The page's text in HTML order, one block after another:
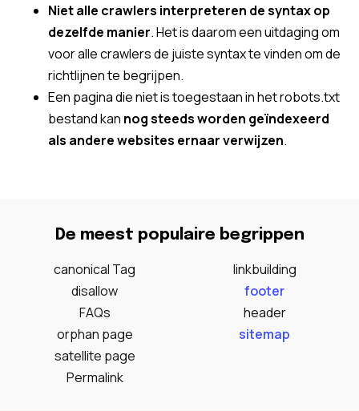
Niet alle crawlers interpreteren de syntax op
dezelfde manier. Het is daarom een uitdaging om
voor alle crawlers de juiste syntax te vinden om de
richtlijnen te begrijpen.
Een pagina die niet is toegestaan in het robots.txt
bestand kan nog steeds worden geïndexeerd
als andere websites ernaar verwijzen.
De meest populaire begrippen
canonical Tag
disallow
FAQs
orphan page
satellite page
Permalink
linkbuilding
footer
header
sitemap